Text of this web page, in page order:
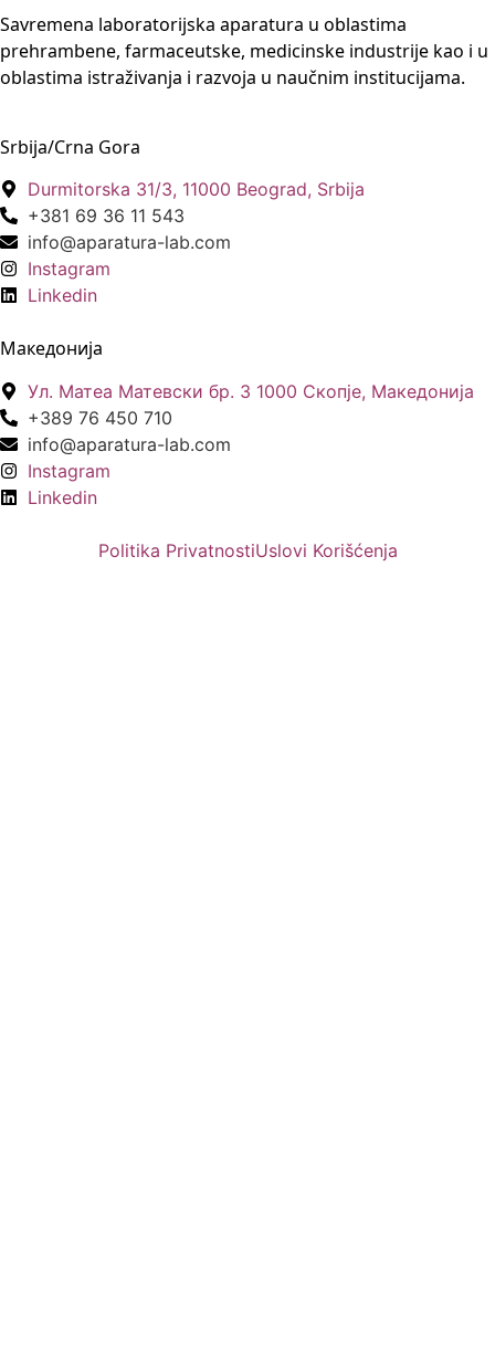
Savremena laboratorijska aparatura u oblastima
prehrambene, farmaceutske, medicinske industrije kao i u
oblastima istraživanja i razvoja u naučnim institucijama.
Srbija/Crna Gora
Durmitorska 31/3, 11000 Beograd, Srbija
+381 69 36 11 543
info@aparatura-lab.com
Instagram
Linkedin
Македонија
Ул. Матеа Матевски бр. 3 1000 Скопје, Македонија
+389 76 450 710
info@aparatura-lab.com
Instagram
Linkedin
Politika PrivatnostiUslovi Korišćenja